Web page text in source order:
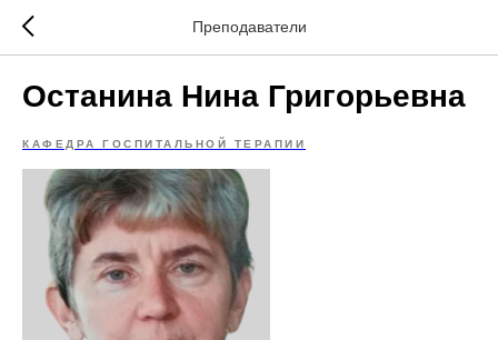
Преподаватели
Останина Нина Григорьевна
КАФЕДРА ГОСПИТАЛЬНОЙ ТЕРАПИИ